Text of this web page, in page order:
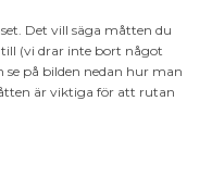
Det vill säga måtten du
(vi drar inte bort något
på bilden nedan hur man
är viktiga för att rutan